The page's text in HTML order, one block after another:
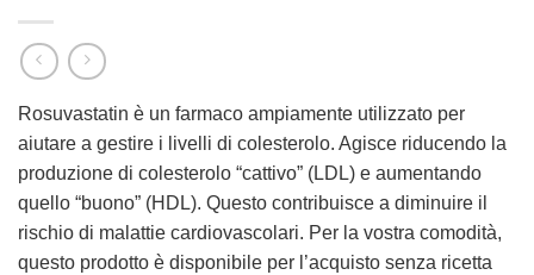
Rosuvastatin è un farmaco ampiamente utilizzato per
aiutare a gestire i livelli di colesterolo. Agisce riducendo la
produzione di colesterolo “cattivo” (LDL) e aumentando
quello “buono” (HDL). Questo contribuisce a diminuire il
rischio di malattie cardiovascolari. Per la vostra comodità,
questo prodotto è disponibile per l’acquisto senza ricetta